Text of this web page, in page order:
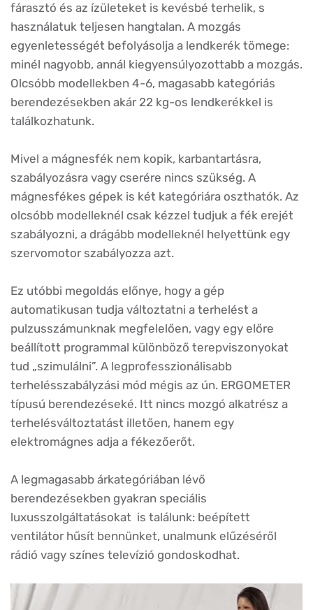
fárasztó és az ízületeket is kevésbé terhelik, s
használatuk teljesen hangtalan. A mozgás
egyenletességét befolyásolja a lendkerék tömege:
minél nagyobb, annál kiegyensúlyozottabb a mozgás.
Olcsóbb modellekben 4-6, magasabb kategóriás
berendezésekben akár 22 kg-os lendkerékkel is
találkozhatunk.
Mivel a mágnesfék nem kopik, karbantartásra,
szabályozásra vagy cserére nincs szükség. A
mágnesfékes gépek is két kategóriára oszthatók. Az
olcsóbb modelleknél csak kézzel tudjuk a fék erejét
szabályozni, a drágább modelleknél helyettünk egy
szervomotor szabályozza azt.
Ez utóbbi megoldás előnye, hogy a gép
automatikusan tudja változtatni a terhelést a
pulzusszámunknak megfelelően, vagy egy előre
beállított programmal különböző terepviszonyokat
tud „szimulálni”. A legprofesszionálisabb
terhelésszabályzási mód mégis az ún. ERGOMETER
típusú berendezéseké. Itt nincs mozgó alkatrész a
terhelésváltoztatást illetően, hanem egy
elektromágnes adja a fékezőerőt.
A legmagasabb árkategóriában lévő
berendezésekben gyakran speciális
luxusszolgáltatásokat is találunk: beépített
ventilátor hűsít bennünket, unalmunk elűzéséről
rádió vagy színes televízió gondoskodhat.